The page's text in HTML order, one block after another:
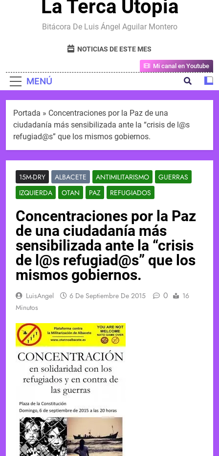
La Terca Utopia
Bitácora De Luis Ángel Aguilar Montero
NOTICIAS DE ESTE MES
MENÚ
Mi canal en Youtube
Portada » Concentraciones por la Paz de una
ciudadanía más sensibilizada ante la “crisis de l@s
refugiad@s” que los mismos gobiernos.
15M-DRY ALBACETE ANTIMILITARISMO
GUERRAS
IZQUIERDA
OTAN PAZ REFUGIADOS
Concentraciones por la Paz
de una ciudadanía más
sensibilizada ante la “crisis
de l@s refugiad@s” que los
mismos gobiernos.
LuisAngel 6 De Septiembre De 2015 0
16
Minutos